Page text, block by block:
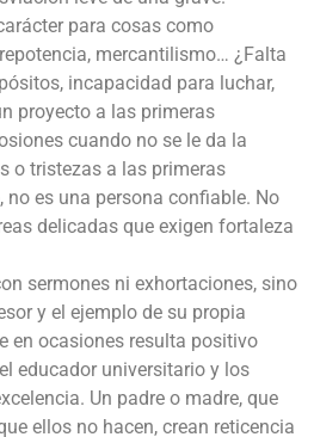
para cosas como
mercantilismo… ¿Falta
incapacidad para luchar,
proyecto a las primeras
cuando no se le da la
o tristezas a las primeras
no es una persona confiable. No
delicadas que exigen fortaleza
sermones ni exhortaciones, sino
y el ejemplo de su propia
en ocasiones resulta positivo
educador universitario y los
Un padre o madre, que
ellos no hacen, crean reticencia